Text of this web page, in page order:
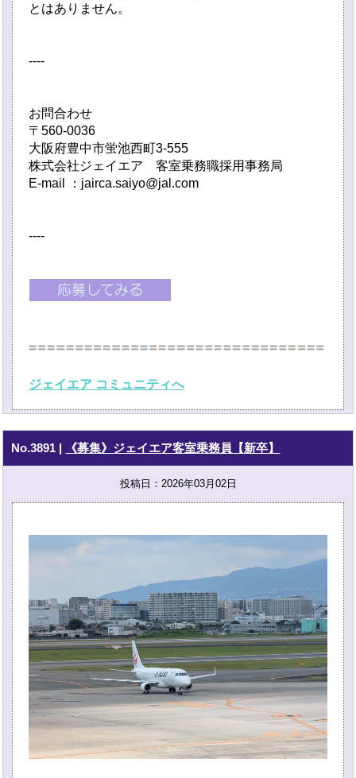
とはありません。
----
お問合わせ
〒560-0036
大阪府豊中市蛍池西町3-555
株式会社ジェイエア 客室乗務職採用事務局
E-mail ：jairca.saiyo@jal.com
----
ジェイエア コミュニティへ
No.3891 | 《募集》ジェイエア客室乗務員【新卒】
投稿日：2026年03月02日